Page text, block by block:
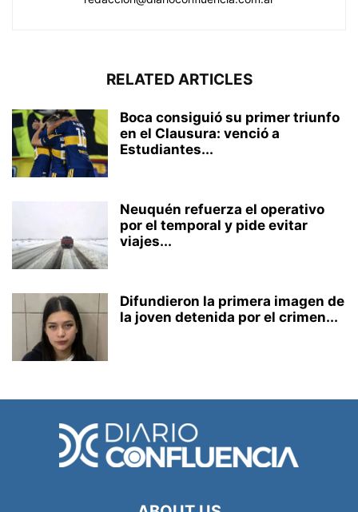
RELATED ARTICLES
Boca consiguió su primer triunfo
en el Clausura: venció a
Estudiantes...
Neuquén refuerza el operativo
por el temporal y pide evitar
viajes...
Difundieron la primera imagen de
la joven detenida por el crimen...